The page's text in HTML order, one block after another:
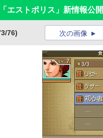
エストポリス」新情報公開
76) 次の画像